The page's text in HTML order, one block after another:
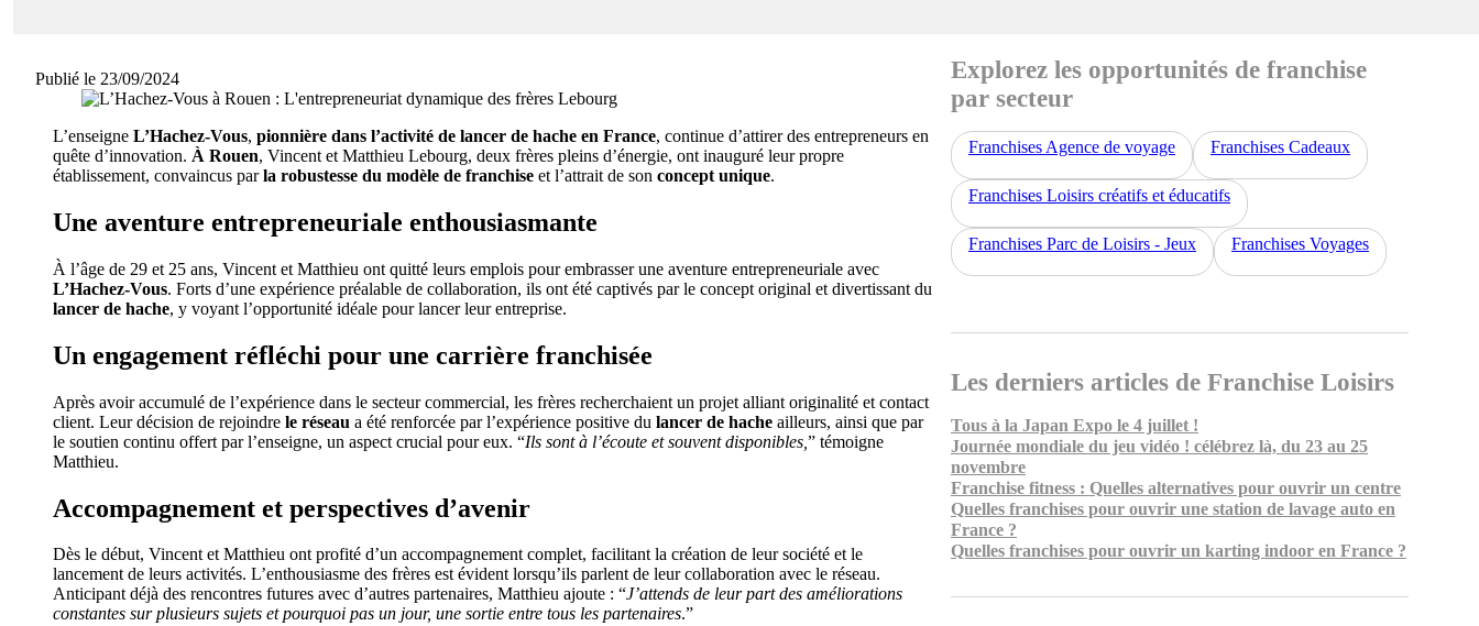
Publié le 23/09/2024
L’enseigne L’Hachez-Vous, pionnière dans l’activité de lancer de hache en France, continue d’attirer des entrepreneurs en
quête d’innovation. À Rouen, Vincent et Matthieu Lebourg, deux frères pleins d’énergie, ont inauguré leur propre
établissement, convaincus parla robustesse du modèle de franchise et l’attrait de son concept unique.
Une aventure entrepreneuriale enthousiasmante
À l’âge de 29 et 25 ans, Vincent et Matthieu ont quitté leurs emplois pour embrasser une aventure entrepreneuriale avec
L’Hachez-Vous. Forts d’une expérience préalable de collaboration, ils ont été captivés par le concept original et divertissant du
lancer de hache, y voyant l’opportunité idéale pour lancer leur entreprise.
Un engagement réfléchi pour une carrière franchisée
Après avoir accumulé de l’expérience dans le secteur commercial, les frères recherchaient un projet alliant originalité et contact
client. Leur décision de rejoindre le réseau a été renforcée par l’expérience positive du lancer de hache ailleurs, ainsi que par
le soutien continu offert par l’enseigne, un aspect crucial pour eux. “Ils sont à l’écoute et souvent disponibles, ” témoigne
Matthieu.
Accompagnement et perspectives d’avenir
Dès le début, Vincent et Matthieu ont profité d’un accompagnement complet, facilitant la création de leur société et le
lancement de leurs activités. L’enthousiasme des frères est évident lorsqu’ils parlent de leur collaboration avec le réseau.
Anticipant déjà des rencontres futures avec d’autres partenaires, Matthieu ajoute : “J’attends de leur part des améliorations
constantes sur plusieurs sujets et pourquoi pas un jour, une sortie entre tous les partenaires.”
Explorez les opportunités de franchise
par secteur
Franchises Agence de voyage Franchises Cadeaux
Franchises Loisirs créatifs et éducatifs
Franchises Parc de Loisirs - Jeux Franchises Voyages
Les derniers articles de Franchise Loisirs
Tous à la Japan Expo le 4 juillet !
Journée mondiale du jeu vidéo ! célébrez là, du 23 au 25
novembre
Franchise fitness : Quelles alternatives pour ouvrir un centre
Quelles franchises pour ouvrir une station de lavage auto en
France ?
Quelles franchises pour ouvrir un karting indoor en France ?